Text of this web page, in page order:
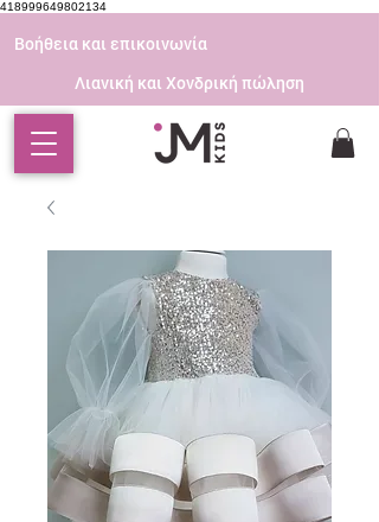
418999649802134
Βοήθεια και επικοινωνία
Λιανική και Χονδρική πώληση